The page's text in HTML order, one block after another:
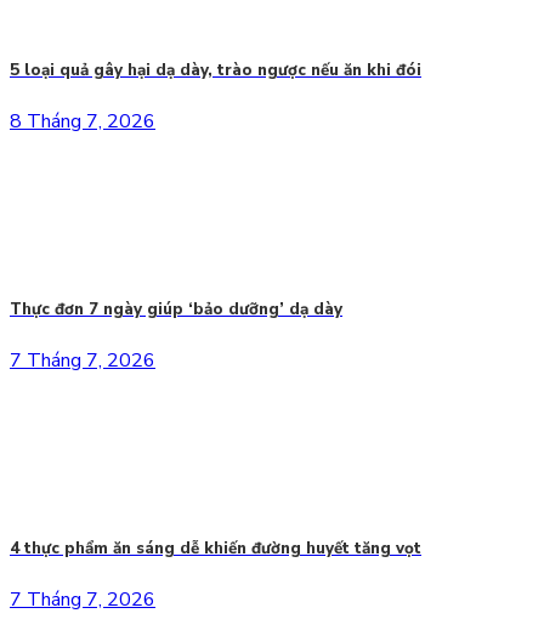
5 loại quả gây hại dạ dày, trào ngược nếu ăn khi đói
8 Tháng 7, 2026
Thực đơn 7 ngày giúp ‘bảo dưỡng’ dạ dày
7 Tháng 7, 2026
4 thực phẩm ăn sáng dễ khiến đường huyết tăng vọt
7 Tháng 7, 2026